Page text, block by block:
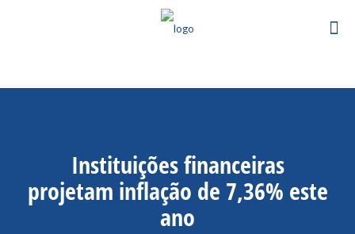
Instituições financeiras
projetam inflação de 7,36% este
ano